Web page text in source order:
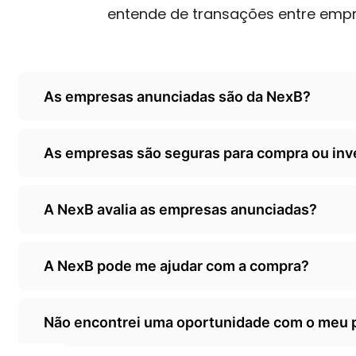
entende de transações entre
As empresas anunciadas são da NexB?
Não, as empresas são de terceiros/empresarios
classificados, somente anunciando as
As empresas são seguras para compra ou
A NexB é responsável por ceder o seu
avalizadas pela NexB. Orientamos que todo
A NexB avalia as empresas anunciadas?
Sim, quando o empresário decide.adquirir o nosso
sistema organiza os dados r gera um valor de
cálculo através dos dados fornecidos.
A NexB pode me ajudar com a compra?
Sim temos um.servico para isso. Acesse nossa
Não encontrei uma oportunidade com o meu